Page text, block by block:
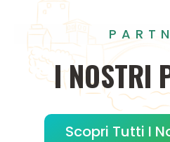
INOSTRI
Scopri Tutti I